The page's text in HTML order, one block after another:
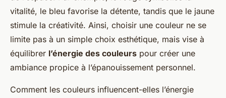
vitalité, le bleu favorise la détente, tandis que le jaune
stimule la créativité. Ainsi, choisir une couleur ne se
limite pas à un simple choix esthétique, mais vise à
équilibrer l’énergie des couleurs pour créer une
ambiance propice à l’épanouissement personnel.
Comment les couleurs influencent-elles l’énergie